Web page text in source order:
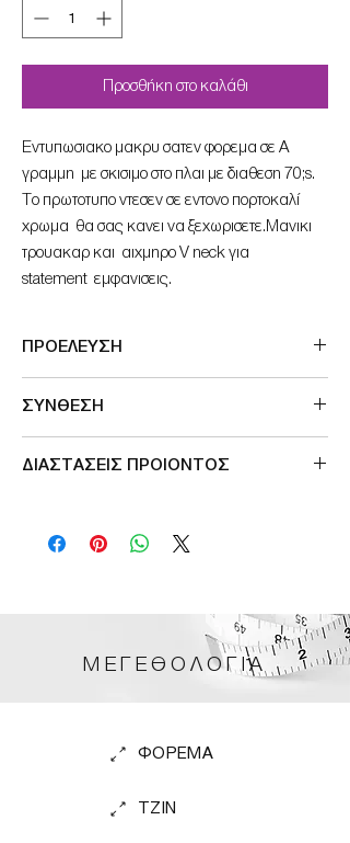
Προσθήκη στο καλάθι
Εντυπωσιακο μακρυ σατεν φορεμα σε Α
γραμμη με σκισιμο στο πλαι με διαθεση 70;s.
Tο πρωτοτυπο ντεσεν σε εντονο πορτοκαλί
χρωμα θα σας κανει να ξεχωρισετε.Μανικι
τρουακαρ και αιχμηρο V neck για
statement εμφανισεις.
ΠΡΟΕΛΕΥΣΗ
ΣΥΝΘΕΣΗ
ΔΙΑΣΤΑΣΕΙΣ ΠΡΟΙΟΝΤΟΣ
ΜΕΓΕΘΟΛΟΓΙΑ
ΦΟΡΕΜΑ
TZIN